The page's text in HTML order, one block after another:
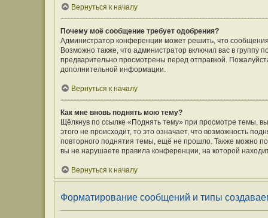
Вернуться к началу
Почему моё сообщение требует одобрения?
Администратор конференции может решить, что
Возможно также, что администратор включил вас в
предварительно просмотрены перед отправкой.
дополнительной информации.
Вернуться к началу
Как мне вновь поднять мою тему?
Щёлкнув по ссылке «Поднять тему» при просмотре темы,
этого не происходит, то это означает, что возможность
повторного поднятия темы, ещё не прошло. Также можно
вы не нарушаете правила конференции, на которой
Вернуться к началу
Форматирование сообщений и типы